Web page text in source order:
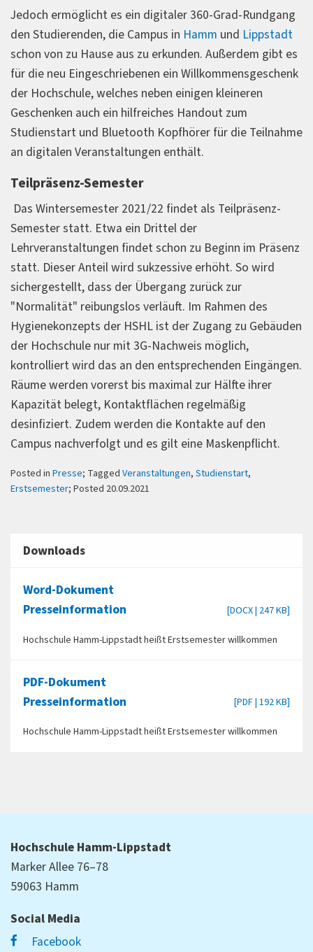
Jedoch ermöglicht es ein digitaler 360-Grad-Rundgang
den Studierenden, die Campus in Hamm und Lippstadt
schon von zu Hause aus zu erkunden. Außerdem gibt es
für die neu Eingeschriebenen ein Willkommensgeschenk
der Hochschule, welches neben einigen kleineren
Geschenken auch ein hilfreiches Handout zum
Studienstart und Bluetooth Kopfhörer für die Teilnahme
an digitalen Veranstaltungen enthält.
Teilpräsenz-Semester
Das Wintersemester 2021/22 findet als Teilpräsenz-
Semester statt. Etwa ein Drittel der
Lehrveranstaltungen findet schon zu Beginn im Präsenz
statt. Dieser Anteil wird sukzessive erhöht. So wird
sichergestellt, dass der Übergang zurück zur
"Normalität" reibungslos verläuft. Im Rahmen des
Hygienekonzepts der HSHL ist der Zugang zu Gebäuden
der Hochschule nur mit 3G-Nachweis möglich,
kontrolliert wird das an den entsprechenden Eingängen.
Räume werden vorerst bis maximal zur Hälfte ihrer
Kapazität belegt, Kontaktflächen regelmäßig
desinfiziert. Zudem werden die Kontakte auf den
Campus nachverfolgt und es gilt eine Maskenpflicht.
Posted in Presse; Tagged Veranstaltungen, Studienstart,
Erstsemester; Posted 20.09.2021
Downloads
Word-Dokument
Presseinformation
[DOCX | 247 KB]
Hochschule Hamm-Lippstadt heißt Erstsemester willkommen
PDF-Dokument
Presseinformation
[PDF | 192 KB]
Hochschule Hamm-Lippstadt heißt Erstsemester willkommen
Hochschule Hamm-Lippstadt
Marker Allee 76–78
59063 Hamm
Social Media
Facebook